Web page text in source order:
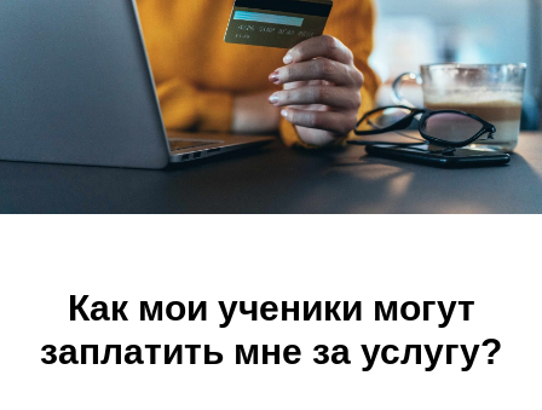
Как мои ученики могут
заплатить мне за услугу?